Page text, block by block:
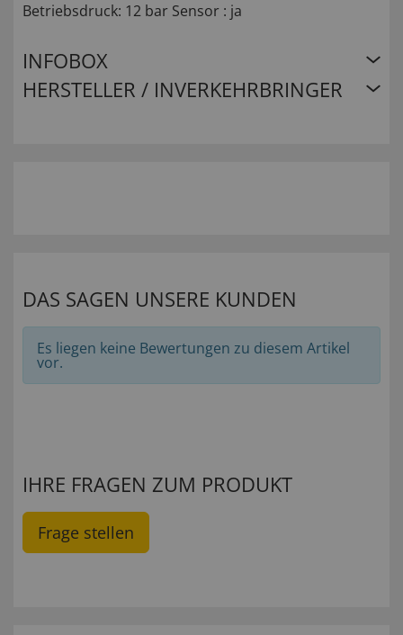
Betriebsdruck: 12 bar Sensor : ja
INFOBOX
HERSTELLER / INVERKEHRBRINGER
DAS SAGEN UNSERE KUNDEN
Es liegen keine Bewertungen zu diesem Artikel
vor.
IHRE FRAGEN ZUM PRODUKT
Frage stellen